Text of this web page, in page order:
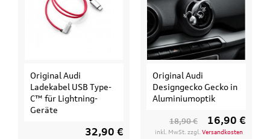
Original Audi
Ladekabel USB Type-
C™ für Lightning-
Geräte
32,90 €
Original Audi
Designgecko Gecko in
Aluminiumoptik
18,90 € 16,90 €
inkl. MwSt. zzgl. Versandkosten